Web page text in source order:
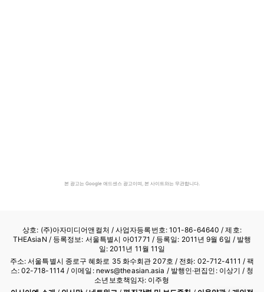
본 광고는 Google 애드센스 광고이며, 본 사이트와는 무관합니다.
상호: (주)아자미디어앤컬처 /사업자등록번호: 101-86-64640 / 제호:
THEAsiaN / 등록정보: 서울특별시 아01771 / 등록일: 2011년 9월 6일 / 발행
일: 2011년 11월 11일
주소: 서울특별시 종로구 혜화로 35 화수회관 207호 / 전화: 02-712-4111 / 팩
스: 02-718-1114 / 이메일: news@theasian.asia / 발행인·편집인: 이상기 / 청
소년보호책임자: 이주형